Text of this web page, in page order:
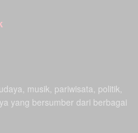
musik, pariwisata, politik,
yang bersumber dari berbagai